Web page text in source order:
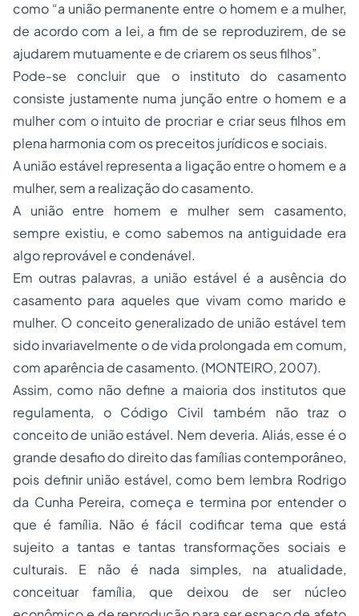
como “a união permanente entre o homem e a mulher,
de acordo com a lei, a fim de se reproduzirem, de se
ajudarem mutuamente e de criarem os seus filhos”.
Pode-se concluir que o instituto do casamento
consiste justamente numa junção entre o homem e a
mulher com o intuito de procriar e criar seus filhos em
plena harmonia com os preceitos jurídicos e sociais.
A união estável representa a ligação entre o homem e a
mulher, sem a realização do casamento.
A união entre homem e mulher sem casamento,
sempre existiu, e como sabemos na antiguidade era
algo reprovável e condenável.
Em outras palavras, a união estável é a ausência do
casamento para aqueles que vivam como marido e
mulher. O conceito generalizado de união estável tem
sido invariavelmente o de vida prolongada em comum,
com aparência de casamento. (MONTEIRO, 2007).
Assim, como não define a maioria dos institutos que
regulamenta, o Código Civil também não traz o
conceito de união estável. Nem deveria. Aliás, esse é o
grande desafio do direito das famílias contemporâneo,
pois definir união estável, como bem lembra Rodrigo
da Cunha Pereira, começa e termina por entender o
que é família. Não é fácil codificar tema que está
sujeito a tantas e tantas transformações sociais e
culturais. E não é nada simples, na atualidade,
conceituar família, que deixou de ser núcleo